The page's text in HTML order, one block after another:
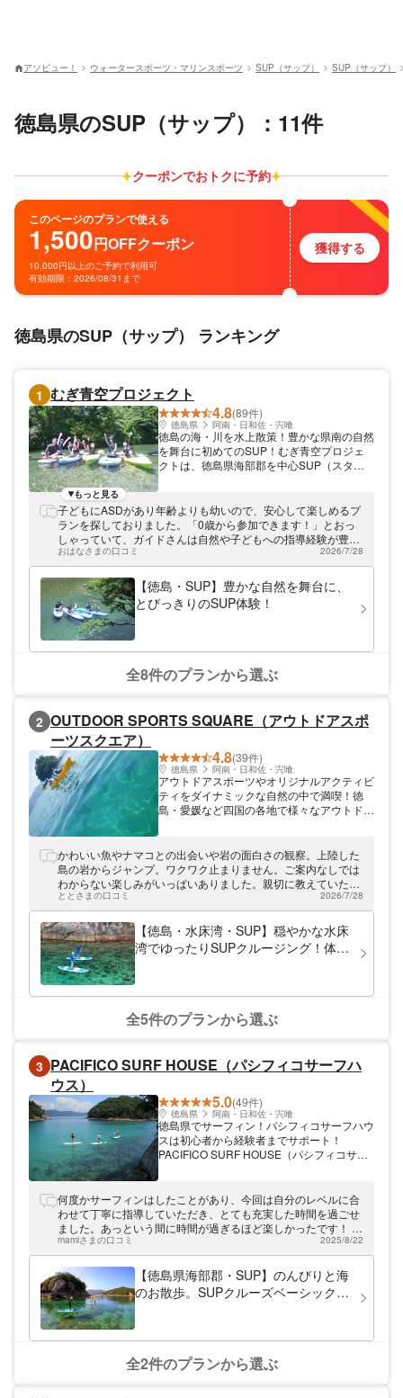
アソビュー！ ウォータースポーツ・マリンスポーツ SUP（サップ） SUP（サップ）
徳島県のSUP（サップ）：11件
クーポンでおトクに予約
このページのプランで使える
1,500円OFFクーポン
10,000円以上のご予約で利用可
有効期限：2026/08/31まで
獲得する
徳島県のSUP（サップ） ランキング
1 むぎ青空プロジェクト
4.8(89件)
徳島県 阿南・日和佐・宍喰
徳島の海・川を水上散策！豊かな県南の自然
を舞台に初めてのSUP！むぎ青空プロジェ
クトは、徳島県海部郡を中心SUP（スタン
いを大切に、地域資源を活用した体験型プロ
グラム むぎ青空プロジェクトは、人と人、
人と自然のふれあいを大事にしています。多
くの人が豊かに生き、自然と共生していく社
会が理想と考えます。当団体が提供するの
は、自然や文化、歴史、そして人といった地
域資源を活用した体験型プログラム。徳島の
自然を体いっぱいにお楽しみいただけます。
SUP。安定感のあるサーフィンボードのよ
うな板に立って（座って）、パドルで漕いで
進みます。海はもちろん、川でも楽しめる新
ができますよ。 大自然に溶けこみ、五感を
せんか。みなさまのお越しを心よりお待ちし
ております。
もっと見る
子どもにASDがあり年齢よりも幼いので、安心して楽しめるプ
ランを探しておりました。「0歳から参加できます！」とおっ
しゃっていて、ガイドさんは自然や子どもへの指導経験が豊富
な方で、合わせながら教えていただきました。最後には、子ど
もたちがガイドさんのSUPボードに乗ってしまうほどに懐いて
いました。 また次回もぜひお願いしたいです。ありがとうござ
いました！
おはなさまの口コミ 2026/7/28
【徳島・SUP】豊かな自然を舞台に、
とびっきりのSUP体験！
全8件のプランから選ぶ
2 OUTDOOR SPORTS SQUARE（アウトドアスポ
ーツスクエア）
4.8(39件)
徳島県 阿南・日和佐・宍喰
アウトドアスポーツやオリジナルアクティビ
ティをダイナミックな自然の中で満喫！徳
島・愛媛など四国の各地で様々なアウトドア
クエア）」。ユニークなオリジナルアクティ
ビティもあり、初心者の方から上級者までご
参加いただいています。少人数制で満足度が
高いツアーは、ほとんどがプライベイトツア
ー。豊かな自然の中で体を動かし、冒険や癒
しを堪能する特別なひとときを提供します。
かわいい魚やナマコとの出会いや岩の面白さの観察。上陸した
島の岩からジャンプ。ワクワク止まりません。ご案内なしでは
わからない楽しみがいっぱいありました。親切に教えていただ
き、本当にありがとうございました。
ととさまの口コミ 2026/7/28
【徳島・水床湾・SUP】穏やかな水床
湾でゆったりSUPクルージング！体験
全5件のプランから選ぶ
3 PACIFICO SURF HOUSE（パシフィコサーフハ
ウス）
5.0(49件)
徳島県 阿南・日和佐・宍喰
徳島県でサーフィン！パシフィコサーフハウ
スは初心者から経験者までサポート！
PACIFICO SURF HOUSE（パシフィコサー
ます！お子さまや女性も安心・安全にお楽し
みいただけますよ。初めてのサーフィンを体
験する方も安心してお任せください！ステッ
プアッププランもご用意していますので、上
達のコツをつかんでくださいね！サーフィン
で心身ともにリフレッシュしてみませんか。
何度かサーフィンはしたことがあり、今回は自分のレベルに合
わせて丁寧に指導していただき、とても充実した時間を過ごせ
ました。あっという間に時間が過ぎるほど楽しかったです！ お
店は清潔で居心地が良く、シャワー室にはシャンプー・リン
ス・ボディソープ・クレンジングまで完備。さらに化粧水や乳
液などスキンケア用品まで揃っていて、ホスピタリティの高さ
に驚きました。快適に過ごせる素晴らしい体験でした。
mamiさまの口コミ 2025/8/22
【徳島県海部郡・SUP】のんびりと海
のお散歩。SUPクルーズベーシックプ
全2件のプランから選ぶ